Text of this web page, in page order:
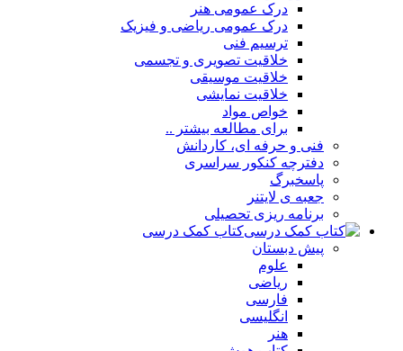
درک عمومی هنر
درک عمومی ریاضی و فیزیک
ترسیم فنی
خلاقیت تصویری و تجسمی
خلاقیت موسیقی
خلاقیت نمایشی
خواص مواد
برای مطالعه بیشتر ..
فنی و حرفه ای، کاردانش
دفترچه کنکور سراسری
پاسخبرگ
جعبه ی لایتنر
برنامه ریزی تحصیلی
کتاب کمک درسی
پیش دبستان
علوم
ریاضی
فارسی
انگلیسی
هنر